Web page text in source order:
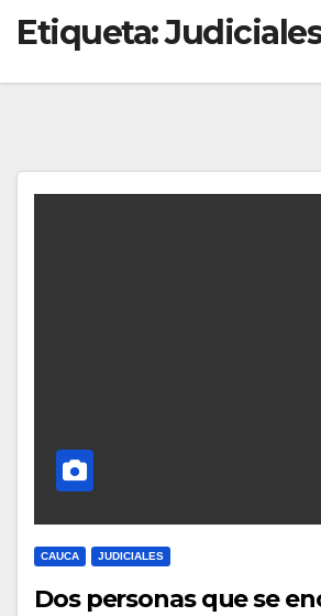
Etiqueta:
CAUCA JUDICIALES
Dos personas que se